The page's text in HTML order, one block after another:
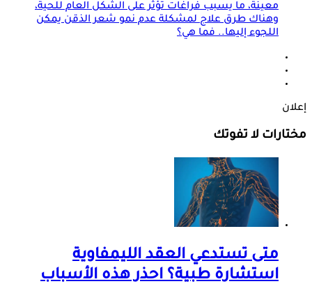
معينة، ما يسبب فراغات تؤثر على الشكل العام للحية،
وهناك طرق علاج لمشكلة عدم نمو شعر الذقن يمكن
اللجوء إليها.. فما هي؟
إعلان
مختارات لا تفوتك
متى تستدعي العقد الليمفاوية
استشارة طبية؟ احذر هذه الأسباب